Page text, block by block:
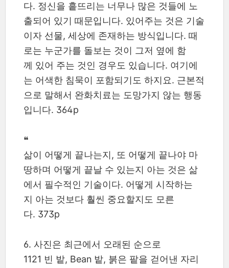
다. 정신을 흩뜨리는 너무나 많은 것들에 노
출되어 있기 때문입니다. 있어주는 것은 기술
이자 선물, 세상에 존재하는 방식입니다. 때
로는 누군가를 돌보는 것이 그저 옆에 함
께 있어 주는 것인 경우도 있습니다. 여기에
는 어색한 침묵이 포함되기도 하지요. 근본적
으로 말해서 완화치료는 도망가지 않는 행동
입니다. 364p
❝
삶이 어떻게 끝나는지, 또 어떻게 끝나야 마
땅하며 어떻게 끝날 수 있는지 아는 것은 삶
에서 필수적인 기술이다. 어떻게 시작하는
지 아는 것보다 훨씬 중요할지도 모른
다. 373p
6. 사진은 최근에서 오래된 순으로
1121 빈 밭, Bean 밭, 붉은 팥을 걷어낸 자리